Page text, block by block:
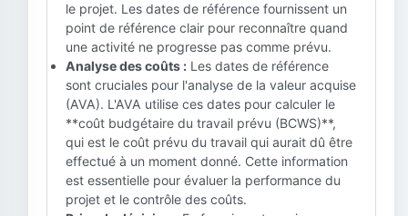
le projet. Les dates de référence fournissent un
point de référence clair pour reconnaître quand
une activité ne progresse pas comme prévu.
Analyse des coûts : Les dates de référence
sont cruciales pour l'analyse de la valeur acquise
(AVA). L'AVA utilise ces dates pour calculer le
**coût budgétaire du travail prévu (BCWS)**,
qui est le coût prévu du travail qui aurait dû être
effectué à un moment donné. Cette information
est essentielle pour évaluer la performance du
projet et le contrôle des coûts.